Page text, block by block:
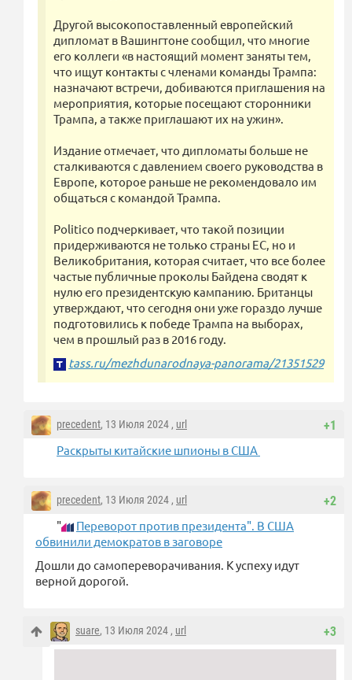
Другой высокопоставленный европейский
дипломат в Вашингтоне сообщил, что многие
его коллеги «в настоящий момент заняты тем,
что ищут контакты с членами команды Трампа:
назначают встречи, добиваются приглашения на
мероприятия, которые посещают сторонники
Трампа, а также приглашают их на ужин».
Издание отмечает, что дипломаты больше не
сталкиваются с давлением своего руководства в
Европе, которое раньше не рекомендовало им
общаться с командой Трампа.
Politico подчеркивает, что такой позиции
придерживаются не только страны ЕС, но и
Великобритания, которая считает, что все более
частые публичные проколы Байдена сводят к
нулю его президентскую кампанию. Британцы
утверждают, что сегодня они уже гораздо лучше
подготовились к победе Трампа на выборах,
чем в прошлый раз в 2016 году.
tass.ru/mezhdunarodnaya-panorama/21351529
+1
precedent, 13 Июля 2024 , url
Раскрыты китайские шпионы в США
+2
precedent, 13 Июля 2024 , url
"
Переворот против президента". В США
обвинили демократов в заговоре
Дошли до самопереворачивания. К успеху идут
верной дорогой.
+3
suare, 13 Июля 2024 , url